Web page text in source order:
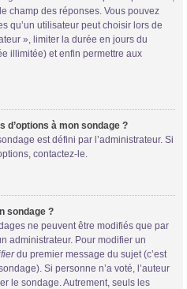
champ des réponses. Vous pouvez
qu’un utilisateur peut choisir lors de
», limiter la durée en jours du
illimitée) et enfin permettre aux
d’options à mon sondage ?
est défini par l’administrateur. Si
contactez-le.
sondage ?
ne peuvent être modifiés que par
administrateur. Pour modifier un
du premier message du sujet (c’est
Si personne n’a voté, l’auteur
le sondage. Autrement, seuls les